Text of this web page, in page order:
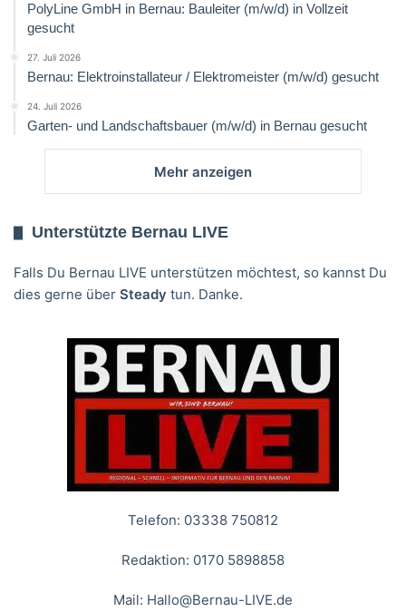
PolyLine GmbH in Bernau: Bauleiter (m/w/d) in Vollzeit
gesucht
27. Juli 2026
Bernau: Elektroinstallateur / Elektromeister (m/w/d) gesucht
24. Juli 2026
Garten- und Landschaftsbauer (m/w/d) in Bernau gesucht
Mehr anzeigen
Unterstützte Bernau LIVE
Falls Du Bernau LIVE unterstützen möchtest, so kannst Du
dies gerne über Steady tun. Danke.
Telefon: 03338 750812
Redaktion: 0170 5898858
Mail: Hallo@Bernau-LIVE.de